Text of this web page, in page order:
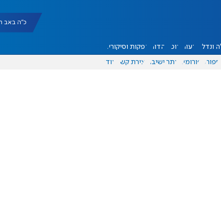
כ"ה באב תשפ"ו
ונדל"ן דעות אוכל יהדות הפקות וסיקורים
ספורט פורומים אתר ישיבה יצירת קשר עוד